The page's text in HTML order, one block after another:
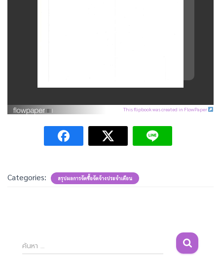
This flipbook was created in FlowPaper
Categories: สรุปผลการจัดซื้อจัดจ้างประจำเดือน
ค้
น
ค้นหา …